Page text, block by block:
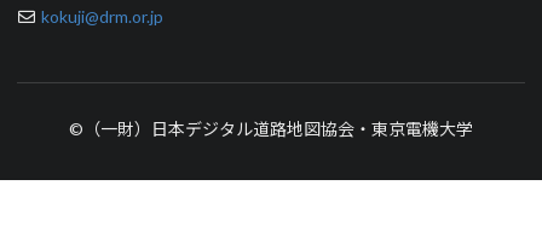
kokuji@drm.or.jp
©（一財）日本デジタル道路地図協会・東京電機大学